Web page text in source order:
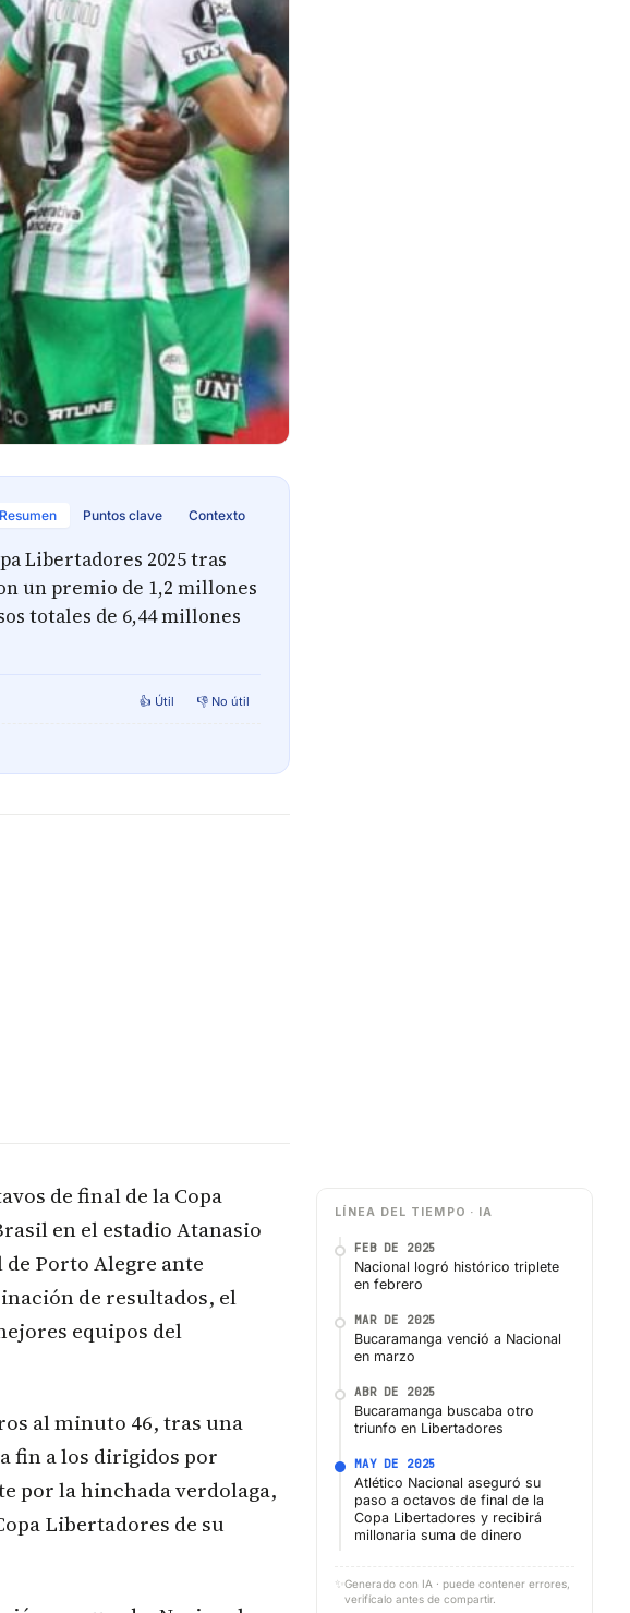
Resumen Puntos clave Contexto
Libertadores 2025 tras
un premio de 1,2 millones
totales de 6,44 millones
👍 Útil 👎 No útil
de final de la Copa
en el estadio Atanasio
Porto Alegre ante
de resultados, el
equipos del
al minuto 46, tras una
fin a los dirigidos por
por la hinchada verdolaga,
Libertadores de su
LÍNEA DEL TIEMPO · IA
FEB DE 2025
Nacional logró histórico triplete
en febrero
MAR DE 2025
Bucaramanga venció a Nacional
en marzo
ABR DE 2025
Bucaramanga buscaba otro
triunfo en Libertadores
MAY DE 2025
Atlético Nacional aseguró su
paso a octavos de final de la
Copa Libertadores y recibirá
millonaria suma de dinero
✨ Generado con IA · puede contener errores,
verifícalo antes de compartir.